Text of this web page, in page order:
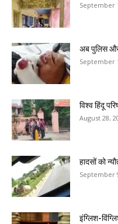
September
अब पुलिस
September
विश्व हिंदू
August 28,
हादसों को
September
इंग्लिश-